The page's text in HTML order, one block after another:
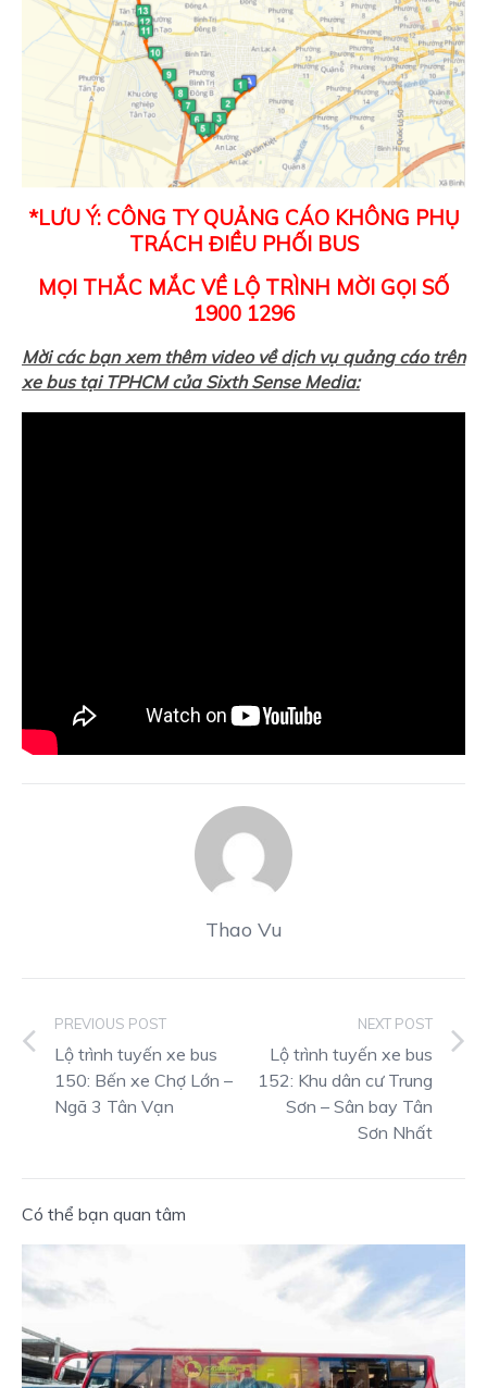
*LƯU Ý: CÔNG TY QUẢNG CÁO KHÔNG PHỤ
TRÁCH ĐIỀU PHỐI BUS
MỌI THẮC MẮC VỀ LỘ TRÌNH MỜI GỌI SỐ
1900 1296
Mời các bạn xem thêm video về dịch vụ quảng cáo trên
xe bus tại TPHCM của Sixth Sense Media:
Thao Vu
PREVIOUS POST
Lộ trình tuyến xe bus
150: Bến xe Chợ Lớn –
Ngã 3 Tân Vạn
NEXT POST
Lộ trình tuyến xe bus
152: Khu dân cư Trung
Sơn – Sân bay Tân
Sơn Nhất
Có thể bạn quan tâm